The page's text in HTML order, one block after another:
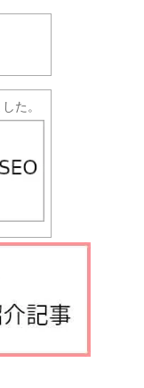
た。